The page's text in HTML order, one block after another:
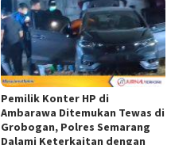
Pemilik Konter HP di
Ambarawa Ditemukan Tewas di
Grobogan, Polres Semarang
Dalami Keterkaitan dengan